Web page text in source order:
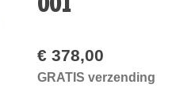
€ 378,00
GRATIS verzending